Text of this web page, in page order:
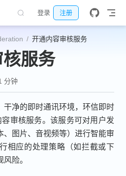
登录 注册
开通内容审核服务
服务
分钟
干净的即时通讯环境，环信即时
审核服务。该服务可对用户发
、图片、音视频等）进行智能审
相应的处理策略（如拦截或下
险。